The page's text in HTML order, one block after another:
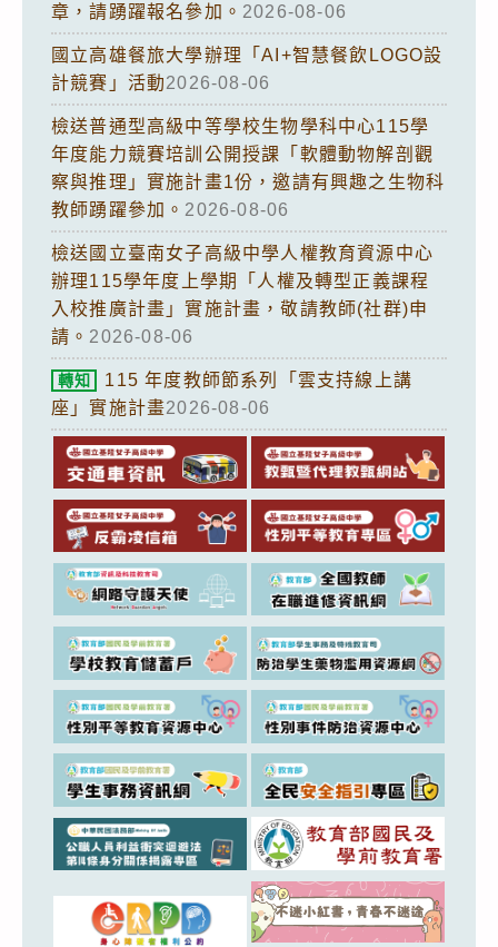
章，請踴躍報名參加。 2026-08-06
國立高雄餐旅大學辦理「AI+智慧餐飲LOGO設
計競賽」活動2026-08-06
檢送普通型高級中等學校生物學科中心115學
年度能力競賽培訓公開授課「軟體動物解剖觀
察與推理」實施計畫1份，邀請有興趣之生物科
教師踴躍參加。 2026-08-06
檢送國立臺南女子高級中學人權教育資源中心
辦理115學年度上學期「人權及轉型正義課程
入校推廣計畫」實施計畫，敬請教師(社群)申
請。 2026-08-06
轉知
115 年度教師節系列「雲支持線上講
座」實施計畫2026-08-06